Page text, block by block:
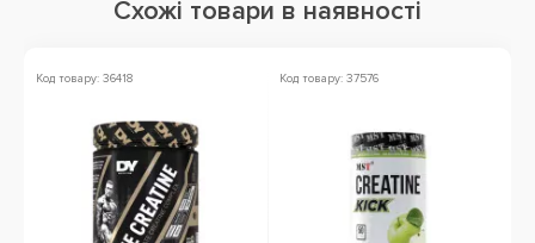
Схожі товари в наявності
Код товару: 36418 Код товару: 37576